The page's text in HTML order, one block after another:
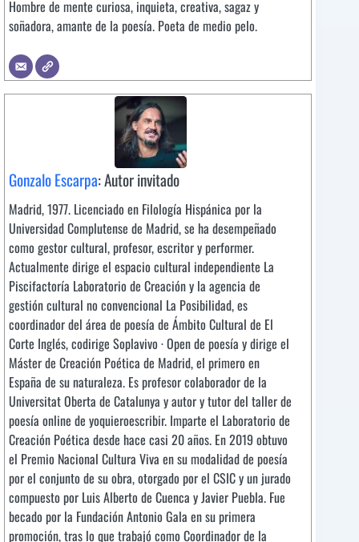
Hombre de mente curiosa, inquieta, creativa, sagaz y
soñadora, amante de la poesía. Poeta de medio pelo.
Gonzalo Escarpa: Autor invitado
Madrid, 1977. Licenciado en Filología Hispánica por la
Universidad Complutense de Madrid, se ha desempeñado
como gestor cultural, profesor, escritor y performer.
Actualmente dirige el espacio cultural independiente La
Piscifactoría Laboratorio de Creación y la agencia de
gestión cultural no convencional La Posibilidad, es
coordinador del área de poesía de Ámbito Cultural de El
Corte Inglés, codirige Soplavivo · Open de poesía y dirige el
Máster de Creación Poética de Madrid, el primero en
España de su naturaleza. Es profesor colaborador de la
Universitat Oberta de Catalunya y autor y tutor del taller de
poesía online de yoquieroescribir. Imparte el Laboratorio de
Creación Poética desde hace casi 20 años. En 2019 obtuvo
el Premio Nacional Cultura Viva en su modalidad de poesía
por el conjunto de su obra, otorgado por el CSIC y un jurado
compuesto por Luis Alberto de Cuenca y Javier Puebla. Fue
becado por la Fundación Antonio Gala en su primera
promoción, tras lo que trabajó como Coordinador de la